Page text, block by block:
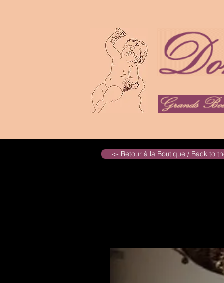
<- Retour à la Boutique / Back to